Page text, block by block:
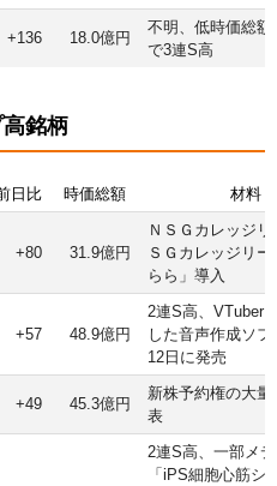
+136 18.0億円
不明、低時価総額
で3連S高
銘柄
日比 時価総額 材料
+80 31.9億円
ＮＳＧカレッジ
ＳＧカレッジリ
らら」導入
+57 48.9億円
2連S高、VTuber
した音声作成ソフ
12日に発売
+49 45.3億円
新株予約権の大量
表
2連S高、一部メ
「iPS細胞心筋シ